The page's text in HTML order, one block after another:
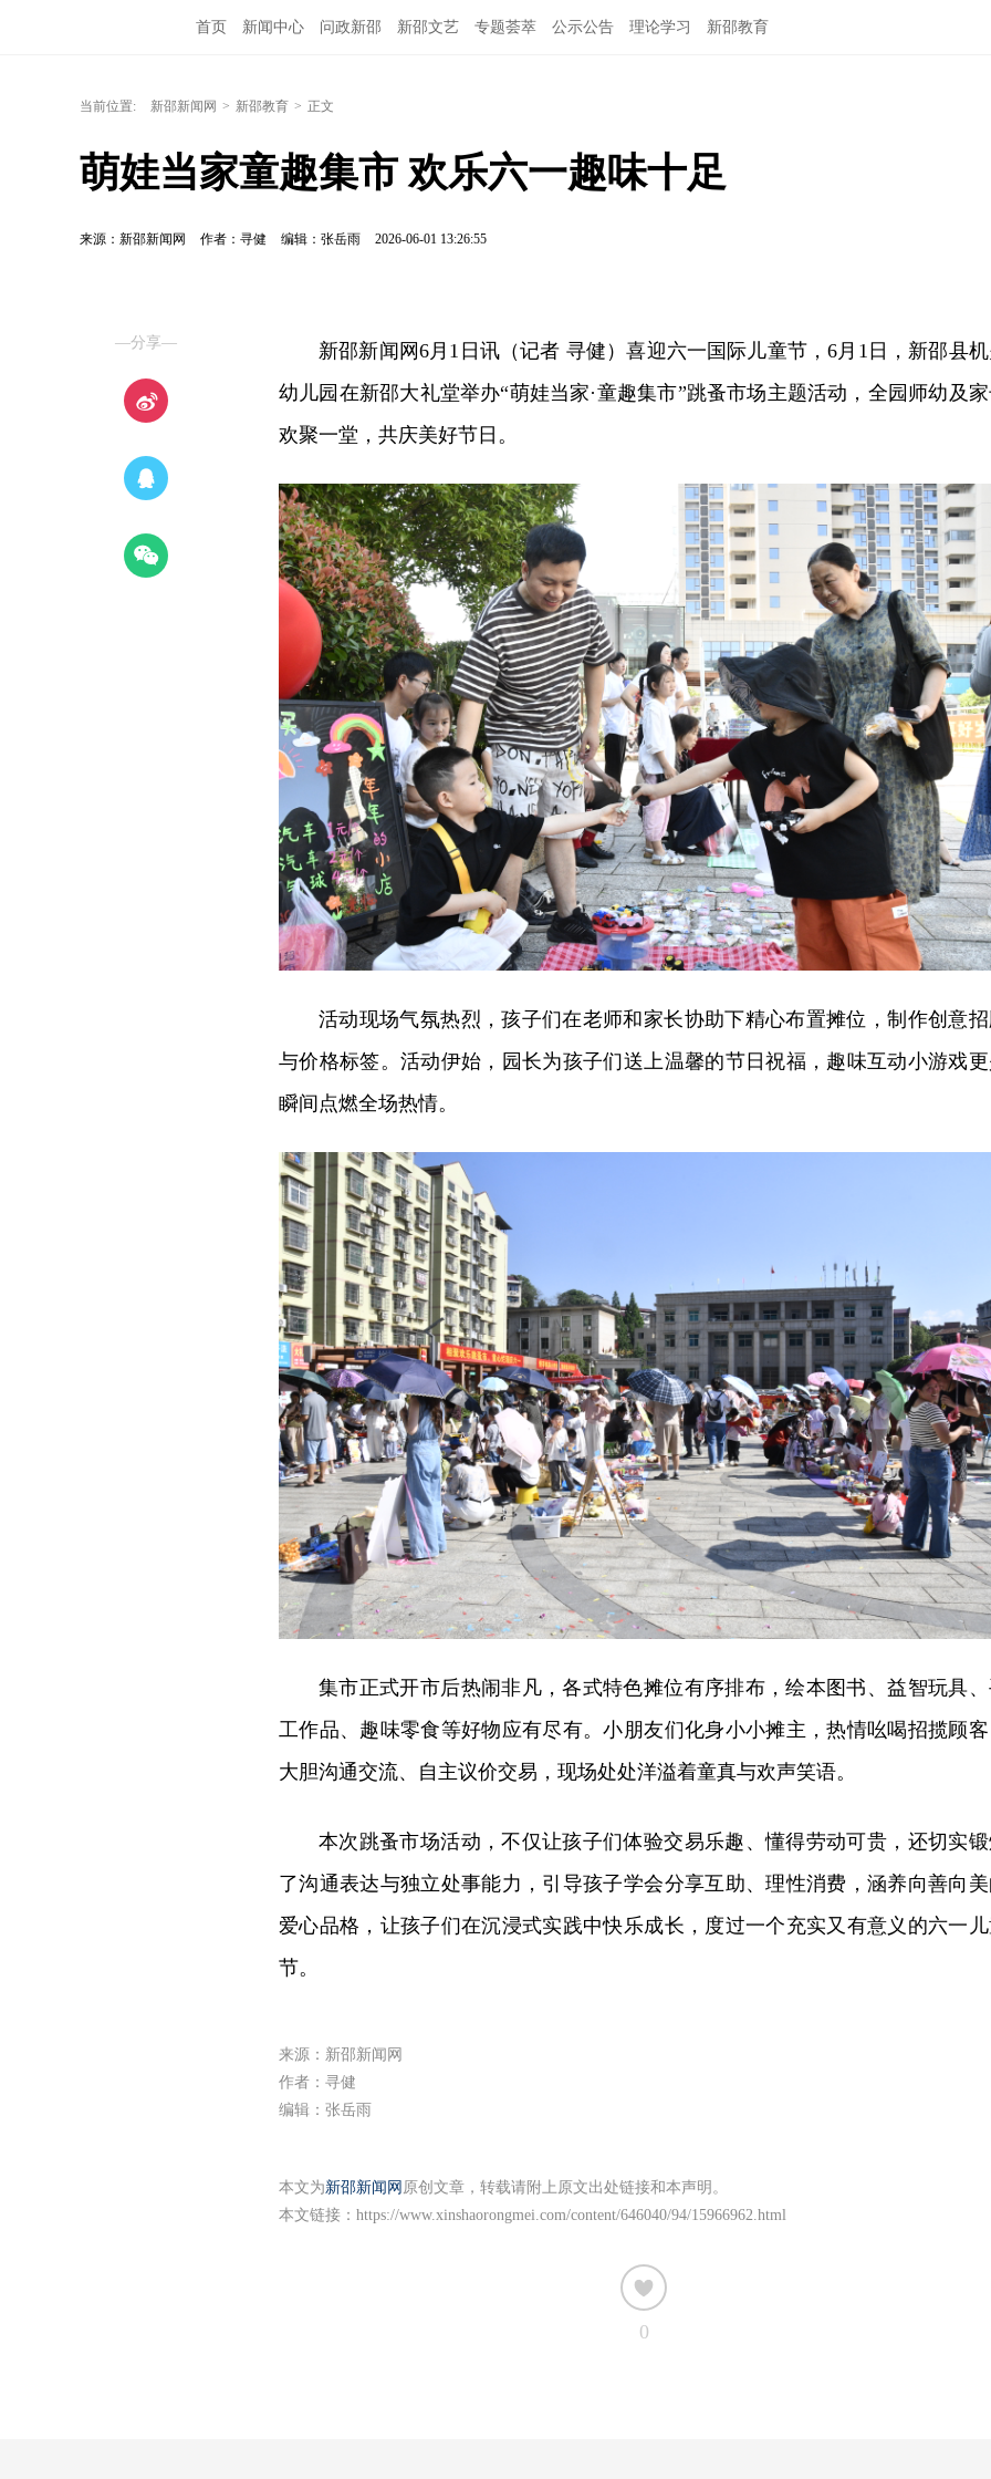
首页 新闻中心 问政新邵 新邵文艺 专题荟萃 公示公告 理论学习 新邵教育
当前位置: 新邵新闻网 > 新邵教育 > 正文
萌娃当家童趣集市 欢乐六一趣味十足
来源：新邵新闻网 作者：寻健 编辑：张岳雨 2026-06-01 13:26:55
—分享—
新邵新闻网6月1日讯（记者 寻健）喜迎六一国际儿童节，6月1日，新邵县
幼儿园在新邵大礼堂举办“萌娃当家·童趣集市”跳蚤市场主题活动，全园师幼及
欢聚一堂，共庆美好节日。
活动现场气氛热烈，孩子们在老师和家长协助下精心布置摊位，制作创意
与价格标签。活动伊始，园长为孩子们送上温馨的节日祝福，趣味互动小游戏
瞬间点燃全场热情。
集市正式开市后热闹非凡，各式特色摊位有序排布，绘本图书、益智玩具
工作品、趣味零食等好物应有尽有。小朋友们化身小小摊主，热情吆喝招揽顾
大胆沟通交流、自主议价交易，现场处处洋溢着童真与欢声笑语。
本次跳蚤市场活动，不仅让孩子们体验交易乐趣、懂得劳动可贵，还切实
了沟通表达与独立处事能力，引导孩子学会分享互助、理性消费，涵养向善向
爱心品格，让孩子们在沉浸式实践中快乐成长，度过一个充实又有意义的六一
节。
来源：新邵新闻网
作者：寻健
编辑：张岳雨
本文为新邵新闻网 原创文章，转载请附上原文出处链接和本声明。
本文链接： https://www.xinshaorongmei.com/content/646040/94/15966962.html
0